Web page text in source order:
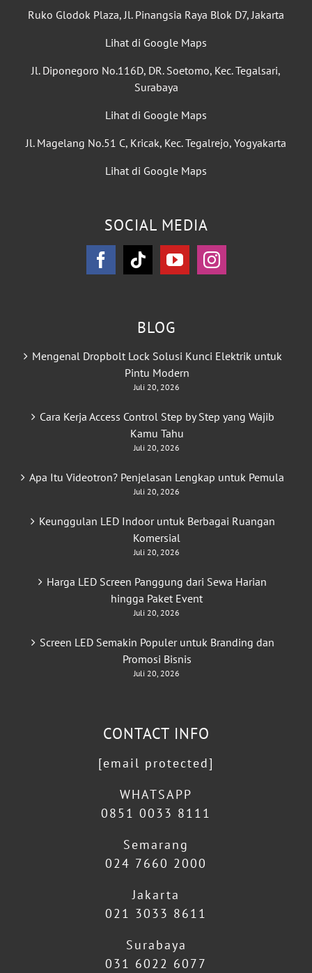
Ruko Glodok Plaza, Jl. Pinangsia Raya Blok D7, Jakarta
Lihat di Google Maps
Jl. Diponegoro No.116D, DR. Soetomo, Kec. Tegalsari,
Surabaya
Lihat di Google Maps
Jl. Magelang No.51 C, Kricak, Kec. Tegalrejo, Yogyakarta
Lihat di Google Maps
SOCIAL MEDIA
BLOG
Mengenal Dropbolt Lock Solusi Kunci Elektrik untuk
Pintu Modern
Juli 20, 2026
Cara Kerja Access Control Step by Step yang Wajib
Kamu Tahu
Juli 20, 2026
Apa Itu Videotron? Penjelasan Lengkap untuk Pemula
Juli 20, 2026
Keunggulan LED Indoor untuk Berbagai Ruangan
Komersial
Juli 20, 2026
Harga LED Screen Panggung dari Sewa Harian
hingga Paket Event
Juli 20, 2026
Screen LED Semakin Populer untuk Branding dan
Promosi Bisnis
Juli 20, 2026
CONTACT INFO
[email protected]
WHATSAPP
0851 0033 8111
Semarang
024 7660 2000
Jakarta
021 3033 8611
Surabaya
031 6022 6077